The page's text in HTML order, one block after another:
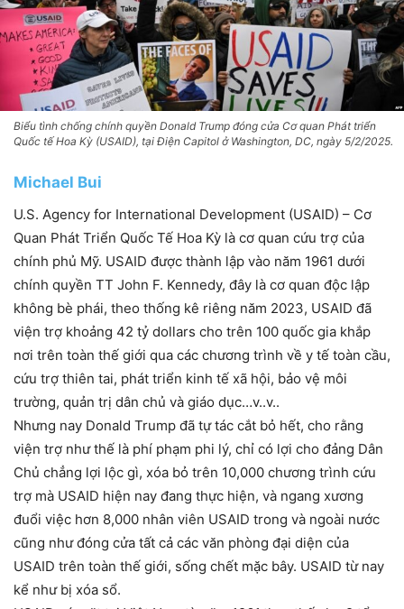
Biểu tình chống chính quyền Donald Trump đóng cửa Cơ quan Phát triển
Quốc tế Hoa Kỳ (USAID), tại Điện Capitol ở Washington, DC, ngày 5/2/2025.
Michael Bui
U.S. Agency for International Development (USAID) – Cơ
Quan Phát Triển Quốc Tế Hoa Kỳ là cơ quan cứu trợ của
chính phủ Mỹ. USAID được thành lập vào năm 1961 dưới
chính quyền TT John F. Kennedy, đây là cơ quan độc lập
không bè phái, theo thống kê riêng năm 2023, USAID đã
viện trợ khoảng 42 tỷ dollars cho trên 100 quốc gia khắp
nơi trên toàn thế giới qua các chương trình về y tế toàn cầu,
cứu trợ thiên tai, phát triển kinh tế xã hội, bảo vệ môi
trường, quản trị dân chủ và giáo dục…v..v..
Nhưng nay Donald Trump đã tự tác cắt bỏ hết, cho rằng
viện trợ như thế là phí phạm phi lý, chỉ có lợi cho đảng Dân
Chủ chẳng lợi lộc gì, xóa bỏ trên 10,000 chương trình cứu
trợ mà USAID hiện nay đang thực hiện, và ngang xương
đuổi việc hơn 8,000 nhân viên USAID trong và ngoài nước
cũng như đóng cửa tất cả các văn phòng đại diện của
USAID trên toàn thế giới, sống chết mặc bây. USAID từ nay
kể như bị xóa sổ.